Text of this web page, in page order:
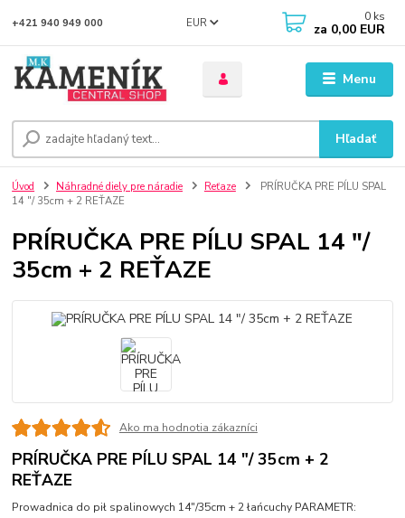
Menu
EUR
Hľadať
+421 940 949 000 0 ks
za 0,00 EUR
Úvod Náhradné diely pre náradie Reťaze
PRÍRUČKA PRE PÍLU SPAL
14 "/ 35cm + 2 REŤAZE
PRÍRUČKA PRE PÍLU SPAL 14 "/
35cm + 2 REŤAZE
Ako ma hodnotia zákazníci
PRÍRUČKA PRE PÍLU SPAL 14 "/ 35cm + 2
REŤAZE
Prowadnica do pił spalinowych 14"/35cm + 2 łańcuchy PARAMETR: